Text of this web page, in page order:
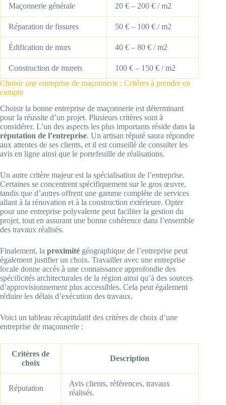
Maçonnerie générale 20 € – 200 € / m2
Réparation de fissures 50 € – 100 € / m2
Édification de murs 40 € – 80 € / m2
Construction de murets
100 € – 150 € / m2
Choisir une entreprise de maçonnerie : Critères à prendre en
compte
Choisir la bonne entreprise de maçonnerie est déterminant
pour la réussite d’un projet. Plusieurs critères sont à
considérer. L’un des aspects les plus importants réside dans la
réputation de l’entreprise. Un artisan réputé saura répondre
aux attentes de ses clients, et il est conseillé de consulter les
avis en ligne ainsi que le portefeuille de réalisations.
Un autre critère majeur est la spécialisation de l’entreprise.
Certaines se concentrent spécifiquement sur le gros œuvre,
tandis que d’autres offrent une gamme complète de services
allant à la rénovation et à la construction extérieure. Opter
pour une entreprise polyvalente peut faciliter la gestion du
projet, tout en assurant une bonne cohérence dans l’ensemble
des travaux réalisés.
Finalement, la proximité géographique de l’entreprise peut
également justifier un choix. Travailler avec une entreprise
locale donne accès à une connaissance approfondie des
spécificités architecturales de la région ainsi qu’à des sources
d’approvisionnement plus accessibles. Cela peut également
réduire les délais d’exécution des travaux.
Voici un tableau récapitulatif des critères de choix d’une
entreprise de maçonnerie :
Critères de
choix
Description
Réputation
Avis clients, références, travaux
réalisés.